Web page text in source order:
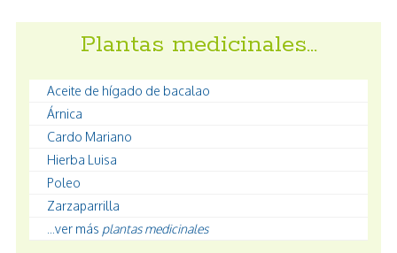
Plantas medicinales…
Aceite de hígado de bacalao
Árnica
Cardo Mariano
Hierba Luisa
Poleo
Zarzaparrilla
...ver más plantas medicinales